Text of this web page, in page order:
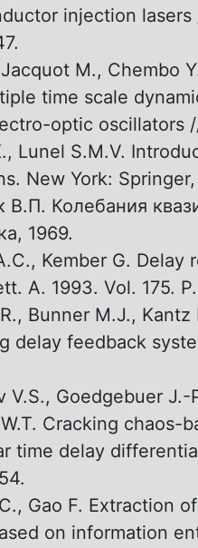
injection lasers
M., Chembo
time scale
optic oscillators
Lunel S.M.V.
New York:
В.П. Колебания
1969.
Kember G.
A. 1993. Vol. 175.
Bunner M.J.,
delay feedback
V.S., Goedgebuer
Cracking chaos-
time delay
Gao F. Extraction
on information